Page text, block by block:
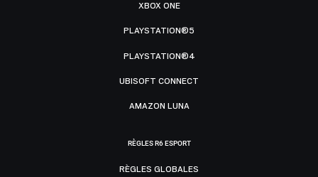
XBOX ONE
PLAYSTATION®5
PLAYSTATION®4
UBISOFT CONNECT
AMAZON LUNA
RÈGLES R6 ESPORT
RÈGLES GLOBALES